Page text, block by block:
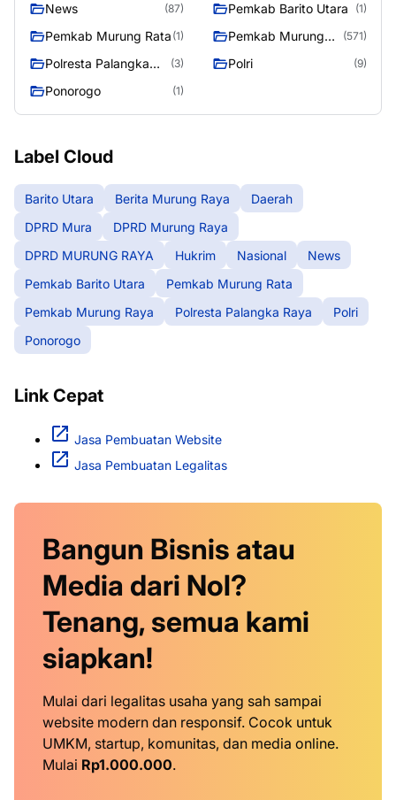
News (87) Pemkab Barito Utara (1)
Pemkab Murung Rata (1)
Pemkab Murung
(571)
Polresta Palangka
(3) Polri (9)
Ponorogo (1)
Label Cloud
Barito Utara Berita Murung Raya
Daerah
DPRD Mura
DPRD Murung Raya
DPRD MURUNG RAYA
Hukrim Nasional
News
Pemkab Barito Utara
Pemkab Murung Rata
Pemkab Murung Raya
Polresta Palangka Raya
Polri
Ponorogo
Link Cepat
Jasa Pembuatan Website
Jasa Pembuatan Legalitas
Bangun Bisnis atau
Media dari Nol?
Tenang, semua kami
siapkan!
Mulai dari legalitas usaha yang sah sampai
website modern dan responsif. Cocok untuk
UMKM, startup, komunitas, dan media online.
Mulai Rp1.000.000.